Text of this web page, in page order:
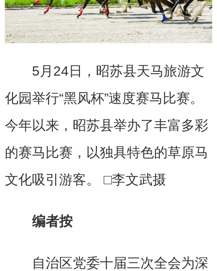
5月24日，昭苏县天马旅游文
化园举行“黑风杯”速度赛马比赛。
今年以来，昭苏县举办了丰富多彩
的赛马比赛，以独具特色的草原马
文化吸引游客。 □李文武摄
编者按
自治区党委十届三次全会为深